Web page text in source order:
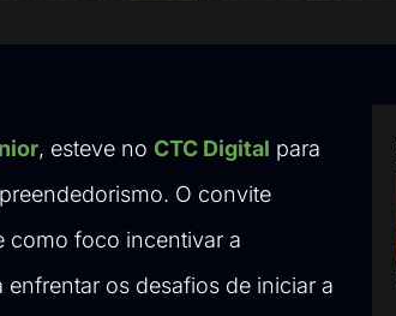
, esteve no CTC Digital para
O convite
como foco incentivar a
os desafios de iniciar a